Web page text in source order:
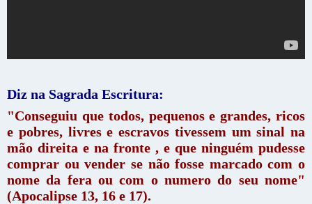
Diz na Sagrada Escritura:
"Conseguiu que todos, pequenos e grandes, ricos
e pobres, livres e escravos tivessem um sinal na
mão direita e na fronte , e que ninguém pudesse
comprar ou vender se não fosse marcado com o
nome da fera ou com o numero do seu nome"
(Apocalipse 13, 16 e 17).